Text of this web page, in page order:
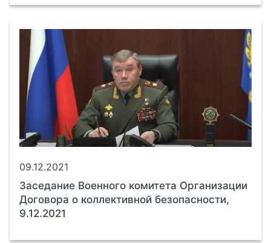
09.12.2021
Заседание Военного комитета Организации
Договора о коллективной безопасности,
9.12.2021